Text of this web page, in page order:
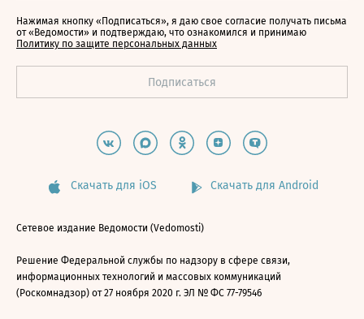
Нажимая кнопку «Подписаться», я даю свое согласие получать письма
от «Ведомости» и подтверждаю, что ознакомился и принимаю
Политику по защите персональных данных
Скачать для iOS Скачать для Android
Сетевое издание Ведомости (Vedomosti)
Решение Федеральной службы по надзору в сфере связи,
информационных технологий и массовых коммуникаций
(Роскомнадзор) от 27 ноября 2020 г. ЭЛ № ФС 77-79546